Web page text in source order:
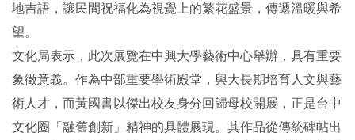
地吉語，讓民間祝福化為視覺上的繁花盛景，傳遞溫暖與希
望。
文化局表示，此次展覽在中興大學藝術中心舉辦，具有重要
象徵意義。作為中部重要學術殿堂，興大長期培育人文與藝
術人才，而黃國書以傑出校友身分回歸母校開展，正是台中
文化圈「融舊創新」精神的具體展現。其作品從傳統碑帖出